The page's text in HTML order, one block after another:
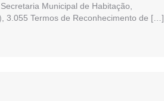
Municipal de Habitação,
3.055 Termos de Reconhecimento de […]